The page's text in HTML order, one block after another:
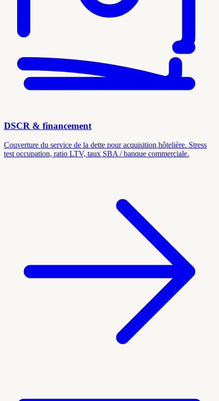
DSCR & financement
Couverture du service de la dette pour acquisition hôtelière. Stress
test occupation, ratio LTV, taux SBA / banque commerciale.